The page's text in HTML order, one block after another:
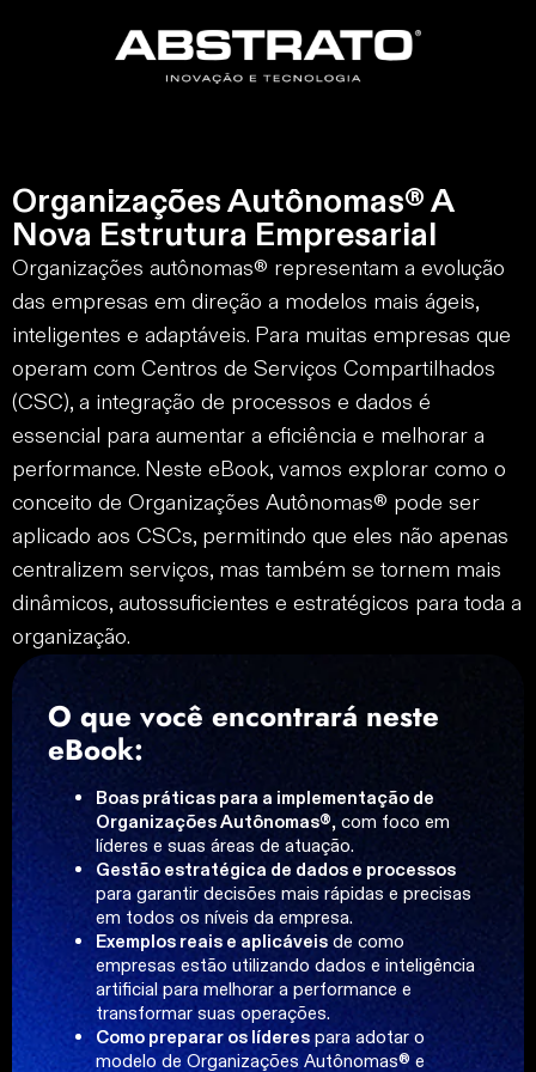
Organizações Autônomas® A
Nova Estrutura Empresarial
Organizações autônomas® representam a evolução
das empresas em direção a modelos mais ágeis,
inteligentes e adaptáveis. Para muitas empresas que
operam com Centros de Serviços Compartilhados
(CSC), a integração de processos e dados é
essencial para aumentar a eficiência e melhorar a
performance. Neste eBook, vamos explorar como o
conceito de Organizações Autônomas® pode ser
aplicado aos CSCs, permitindo que eles não apenas
centralizem serviços, mas também se tornem mais
dinâmicos, autossuficientes e estratégicos para toda a
organização.
O que você encontrará neste
eBook:
Boas práticas para a implementação de
Organizações Autônomas®, com foco em
líderes e suas áreas de atuação.
Gestão estratégica de dados e processos
para garantir decisões mais rápidas e precisas
em todos os níveis da empresa.
Exemplos reais e aplicáveis de como
empresas estão utilizando dados e inteligência
artificial para melhorar a performance e
transformar suas operações.
Como preparar os líderespara adotar o
modelo de Organizações Autônomas® e